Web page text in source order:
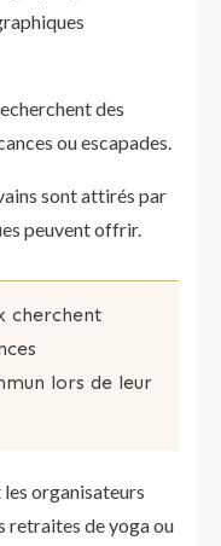
des
ou escapades.
sont attirés par
peuvent offrir.
cherchent
lors de leur
organisateurs
retraites de yoga ou